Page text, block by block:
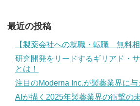
最近の投稿
【製薬会社への就職・転職 無料相
研究開発をリードするギリアド・
とは！
注目のModerna Inc.が製薬業界に与
AIが描く2025年製薬業界の衝撃の